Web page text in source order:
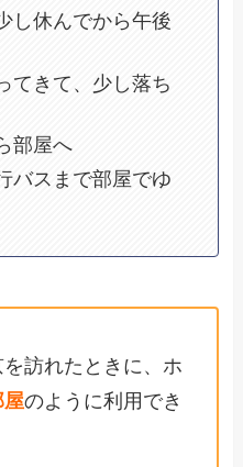
し休んでから午後
てきて、少し落ち
部屋へ
バスまで部屋でゆ
訪れたときに、ホ
屋のように利用でき